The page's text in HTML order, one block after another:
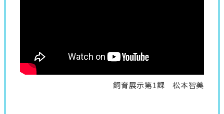
飼育展示第1課 松本智美